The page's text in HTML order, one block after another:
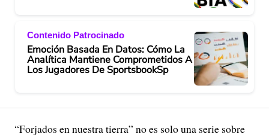
Contenido Patrocinado
Emoción Basada En Datos: Cómo La
Analítica Mantiene Comprometidos A
Los Jugadores De SportsbookSp
“Forjados en nuestra tierra” no es solo una serie sobre